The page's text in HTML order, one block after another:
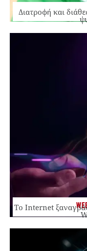
Διατροφή και
Το Internet